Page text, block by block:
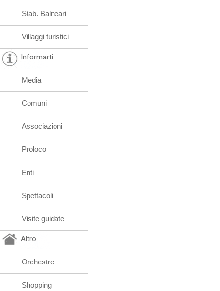
Stab. Balneari
Villaggi turistici
Informarti
Media
Comuni
Associazioni
Proloco
Enti
Spettacoli
Visite guidate
Altro
Orchestre
Shopping